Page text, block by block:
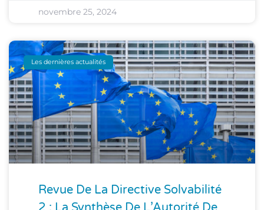
novembre 25, 2024
Les dernières actualités
Revue De La Directive Solvabilité